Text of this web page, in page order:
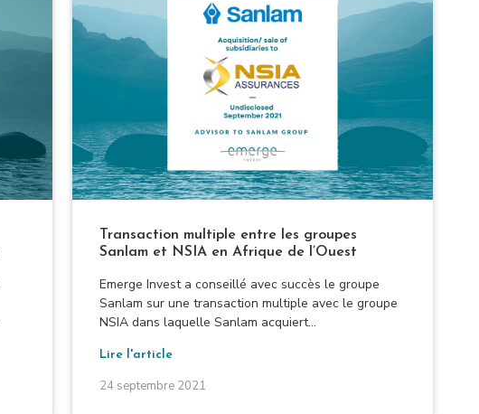
Transaction multiple entre les groupes
Sanlam et NSIA en Afrique de l’Ouest
Emerge Invest a conseillé avec succès le groupe
Sanlam sur une transaction multiple avec le groupe
NSIA dans laquelle Sanlam acquiert...
Lire l'article
24 septembre 2021